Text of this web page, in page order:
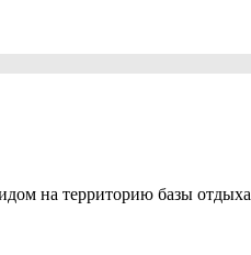
на территорию базы отдыха